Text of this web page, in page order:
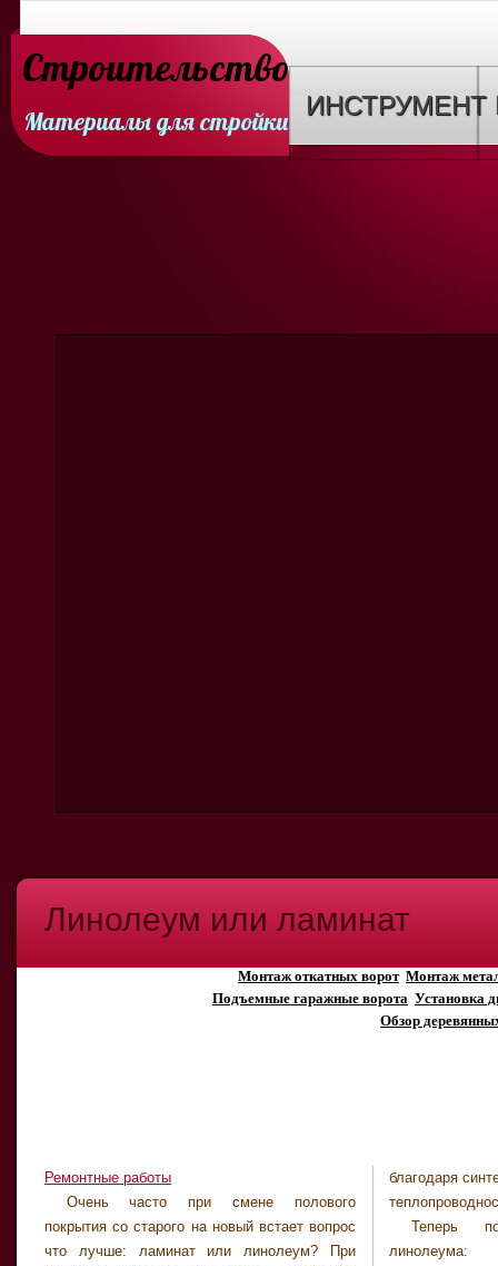
Строительство
Материалы для стройки
ИНСТРУМЕНТ
Линолеум или ламинат
Монтаж
Монтаж откатных ворот
Установка
Подъемные гаражные ворота
Обзор
Ремонтные работы
Очень часто при смене полового
покрытия со старого на новый встает вопрос
что лучше: ламинат или линолеум? При
благодаря
Теперь
линолеума: